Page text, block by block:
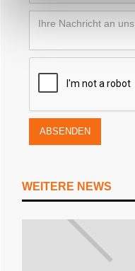
WEITERE NEWS